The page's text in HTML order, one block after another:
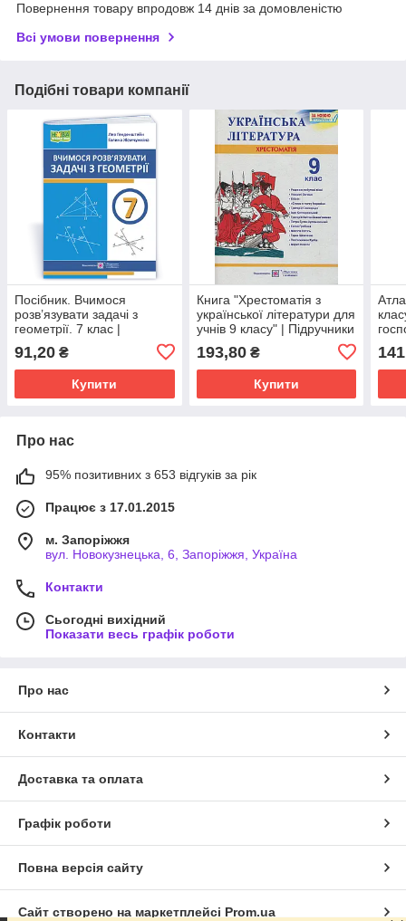
Повернення товару впродовж 14 днів за домовленістю
Всі умови повернення
Подібні товари компанії
Посібник. Вчимося
розв’язувати задачі з
геометрії. 7 клас |
91,20 ₴
Купити
Книга "Хрестоматія з
української літератури для
учнів 9 класу" | Підручники
193,80₴
Купити
141
Про нас
95% позитивних з 653 відгуків за рік
Працює з 17.01.2015
м. Запоріжжя
вул. Новокузнецька, 6, Запоріжжя, Україна
Контакти
Сьогодні вихідний
Показати весь графік роботи
Про нас
Контакти
Доставка та оплата
Графік роботи
Повна версія сайту
Сайт створено на маркетплейсі Prom.ua